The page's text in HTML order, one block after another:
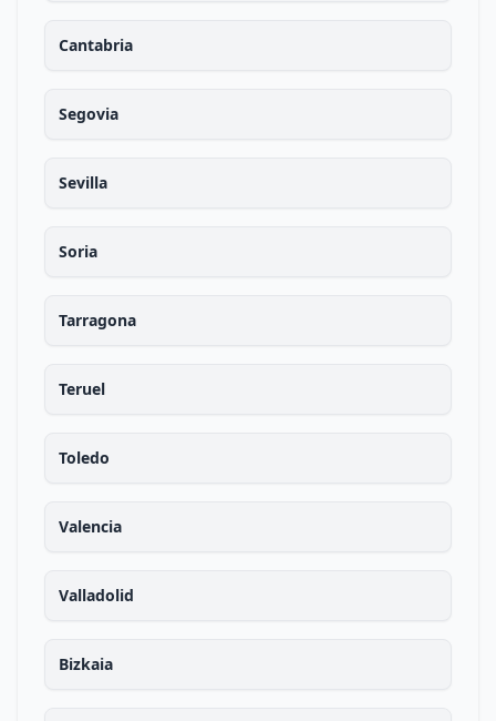
Cantabria
Segovia
Sevilla
Soria
Tarragona
Teruel
Toledo
Valencia
Valladolid
Bizkaia